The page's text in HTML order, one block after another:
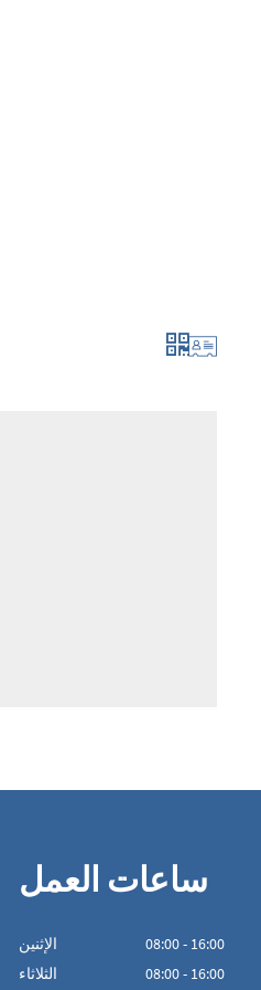
ساعات العمل
الإثنين 08:00- 16:00
الثلاثاء 08:00- 16:00